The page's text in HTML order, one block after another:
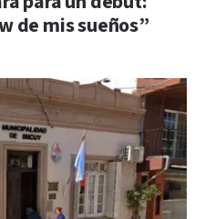
de mis sueños”